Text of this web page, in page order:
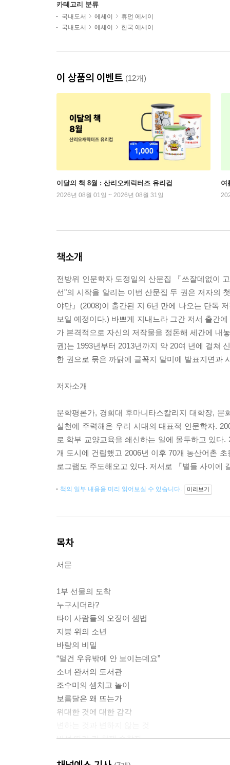
카테고리 분류
국내도서 에세이
휴먼 에세이
국내도서
에세이 한국 에세이
이 상품의 이벤트 (12개)
이달의 책 8월 : 산리오캐릭터즈 유리컵
2026년 08월 01일 ~ 2026년 08월 31일
여
책소개
전방위 인문학자 도정일의 산문집 『쓰잘데없이
선"의 시작을 알리는 이번 산문집 두 권은 저자의
야만』(2008)이 출간된 지 6년 만에 나오는 단독
보일 예정이다.) 바쁘게 지내느라 그간 저서 출간
가 본격적으로 자신의 저작물을 정돈해 세간에 내
권)는 1993년부터 2013년까지 약 20여 년에 걸쳐
한 권으로 묶은 까닭에 글꼭지 말미에 발표지면과
저자소개
문학평론가, 경희대 후마니타스칼리지 대학장,
실천에 주력해온 우리 시대의 대표적 인문학자.
로 학부 교양교육을 쇄신하는 일에 몰두하고 있다.
개 도시에 건립했고 2006년 이후 70개 농산어촌
로그램도 주도해오고 있다. 저서로 『별들 사이에
책의 일부 내용을 미리 읽어보실 수 있습니다. 미리보기
목차
서문
1부 선물의 도착
누구시더라?
타이 사람들의 오징어 셈법
지붕 위의 소년
바람의 비밀
“멀건 우유밖에 안 보이는데요”
소녀 완서의 도서관
조수미의 셈치고 놀이
보름달은 왜 뜨는가
위대한 것에 대한 감각
버섯 따러 간 천재 수학자